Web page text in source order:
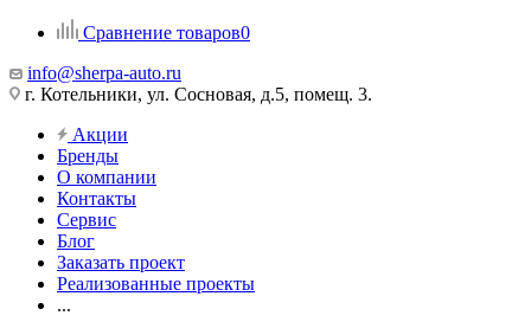
Сравнение товаров0
info@sherpa-auto.ru
г. Котельники, ул. Сосновая, д.5, помещ. 3.
Акции
Бренды
О компании
Контакты
Сервис
Блог
Заказать проект
Реализованные проекты
...